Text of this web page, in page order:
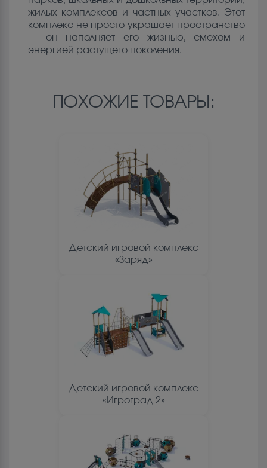
жилых комплексов и частных участков. Этот
комплекс не просто украшает пространство
— он наполняет его жизнью, смехом и
энергией растущего поколения.
ПОХОЖИЕ ТОВАРЫ:
Детский игровой комплекс
«Заряд»
Детский игровой комплекс
«Игроград 2»